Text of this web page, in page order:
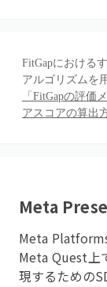
FitGapにおける
アルゴリズムを
「FitGapの評価
アスコアの算出
Meta
Meta
Meta Quest上
現するための